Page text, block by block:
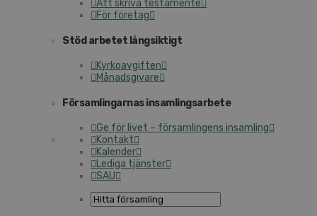
Att skriva testamente
För företag
Stöd arbetet långsiktigt
Kyrkoavgiften
Månadsgivare
Församlingarnas insamlingsarbete
Ge för livet – församlingens insamling
Kontakt
Kalender
Lediga tjänster
SAU